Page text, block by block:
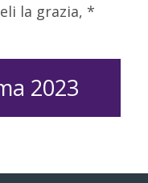
la grazia, *
2023